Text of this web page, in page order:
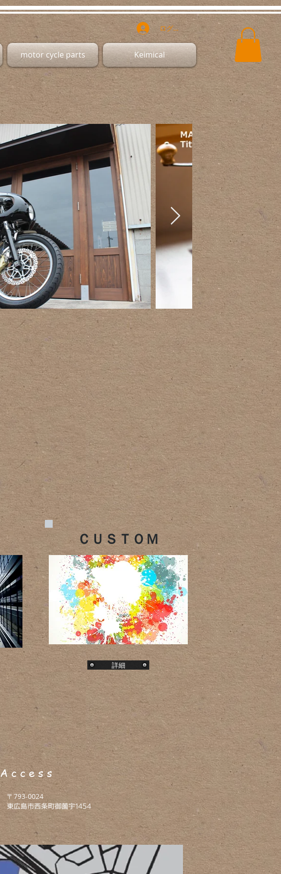
ログイン
motor cycle parts Keimical
​ＣＵＳＴＯＭ
詳細
〒793-0024
​ 東広島市西条町御薗宇1454
A c c e s s